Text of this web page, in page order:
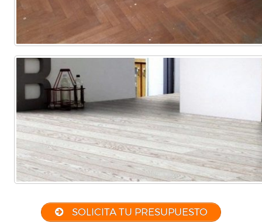
SOLICITA TU PRESUPUESTO